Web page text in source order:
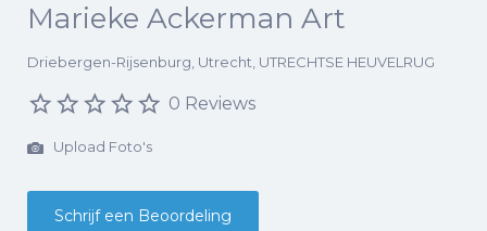
Marieke Ackerman Art
Driebergen-Rijsenburg, Utrecht, UTRECHTSE HEUVELRUG
0 Reviews
Upload Foto's
Schrijf een Beoordeling